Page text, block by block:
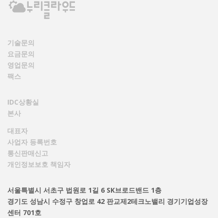
기술문의
요금문의
영업문의
팩스
IDC상황실
본사
대표자
사업자 등록번호
통신판매신고
개인정보보호 책임자
서울특별시 서초구 법원로 1길 6 SK브로드밴드 1층
경기도 성남시 수정구 창업로 42 판교제2테크노밸리 경기기업성장
센터 701호